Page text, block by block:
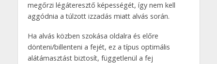
megőrzi légáteresztő képességét, így nem kell
aggódnia a túlzott izzadás miatt alvás során.
Ha alvás közben szokása oldalra és előre
dönteni/billenteni a fejét, ez a típus optimális
alátámasztást biztosít, függetlenül a fej